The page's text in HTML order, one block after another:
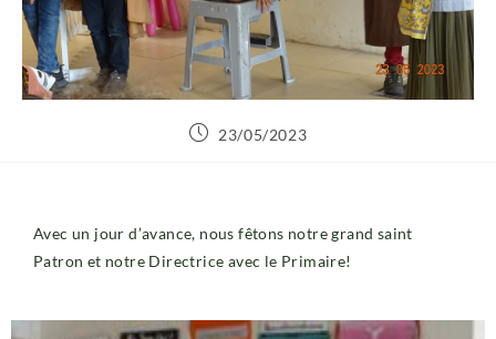
23/05/2023
Avec un jour d’avance, nous fêtons notre grand saint
Patron et notre Directrice avec le Primaire!